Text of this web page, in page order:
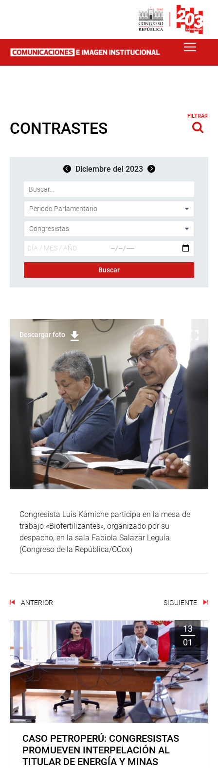
CONTRASTES
FILTRAR
Diciembre del 2023
Descargar foto
Congresista Luis Kamiche participa en la mesa de
trabajo «Biofertilizantes», organizado por su
despacho, en la sala Fabiola Salazar Leguía.
(Congreso de la República/CCox)
ANTERIOR SIGUIENTE
13
01
CASO PETROPERÚ: CONGRESISTAS
PROMUEVEN INTERPELACIÓN AL
TITULAR DE ENERGÍA Y MINAS